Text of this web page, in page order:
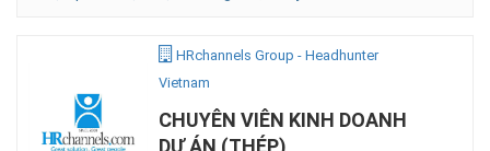
HRchannels Group - Headhunter
Vietnam
CHUYÊN VIÊN KINH DOANH
DỰ ÁN (THÉP)